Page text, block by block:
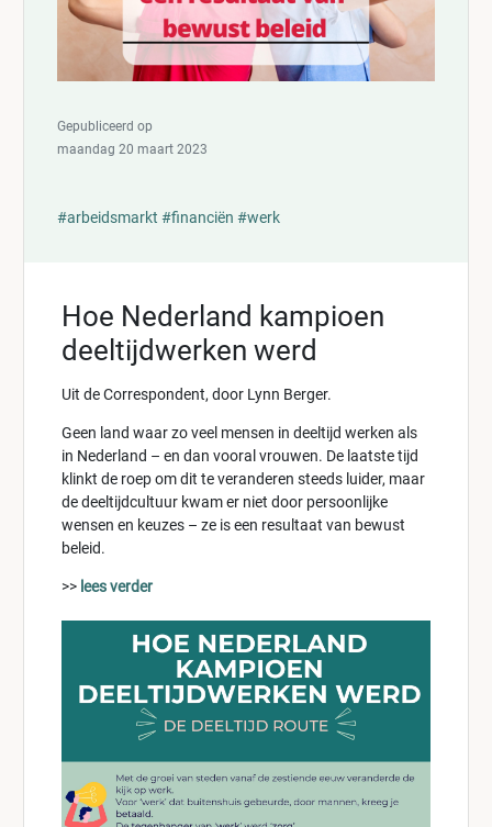
Gepubliceerd op
maandag 20 maart 2023
#arbeidsmarkt #financiën #werk
Hoe Nederland kampioen
deeltijdwerken werd
Uit de Correspondent, door Lynn Berger.
Geen land waar zo veel mensen in deeltijd werken als
in Nederland – en dan vooral vrouwen. De laatste tijd
klinkt de roep om dit te veranderen steeds luider, maar
de deeltijdcultuur kwam er niet door persoonlijke
wensen en keuzes – ze is een resultaat van bewust
beleid.
>> lees verder